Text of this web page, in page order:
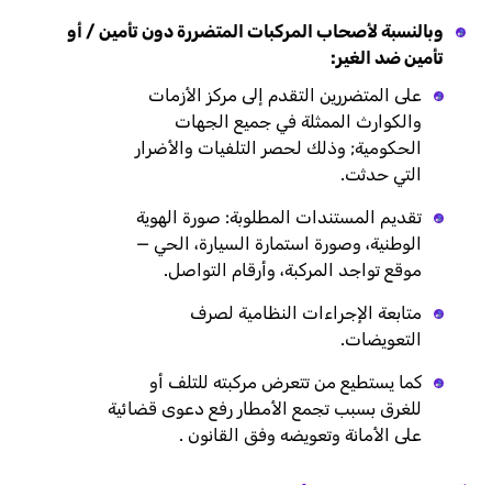
وبالنسبة لأصحاب المركبات المتضررة دون تأمين / أو
تأمين ضد الغير:
على المتضررين التقدم إلى مركز الأزمات
والكوارث الممثلة في جميع الجهات
الحكومية; وذلك لحصر التلفيات والأضرار
التي حدثت.
تقديم المستندات المطلوبة: صورة الهوية
الوطنية، وصورة استمارة السيارة، الحي —
موقع تواجد المركبة، وأرقام التواصل.
متابعة الإجراءات النظامية لصرف
التعويضات.
كما يستطيع من تتعرض مركبته للتلف أو
للغرق بسبب تجمع الأمطار رفع دعوى قضائية
على الأمانة وتعويضه وفق القانون .